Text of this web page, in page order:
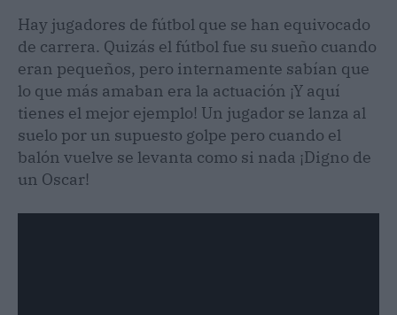
Hay jugadores de fútbol que se han equivocado
de carrera. Quizás el fútbol fue su sueño cuando
eran pequeños, pero internamente sabían que
lo que más amaban era la actuación ¡Y aquí
tienes el mejor ejemplo! Un jugador se lanza al
suelo por un supuesto golpe pero cuando el
balón vuelve se levanta como si nada ¡Digno de
un Oscar!